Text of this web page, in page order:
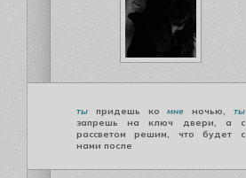
ты придешь комне ночью,ты
запрешь на ключ двери, а с
рассветом решим, что будет с
нами после